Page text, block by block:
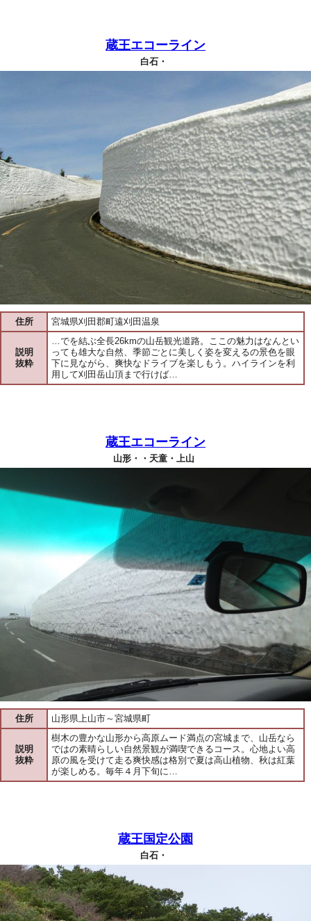
蔵王エコーライン
白石・
住所 宮城県刈田郡町遠刈田温泉
説明
抜粋
…でを結ぶ全長26kmの山岳観光道路。ここの魅力はなんとい
っても雄大な自然、季節ごとに美しく姿を変えるの景色を眼
下に見ながら、爽快なドライブを楽しもう。ハイラインを利
用して刈田岳山頂まで行けば…
蔵王エコーライン
山形・・天童・上山
住所 山形県上山市～宮城県町
説明
抜粋
樹木の豊かな山形から高原ムード満点の宮城まで、山岳なら
ではの素晴らしい自然景観が満喫できるコース。心地よい高
原の風を受けて走る爽快感は格別で夏は高山植物、秋は紅葉
が楽しめる。毎年４月下旬に…
蔵王国定公園
白石・